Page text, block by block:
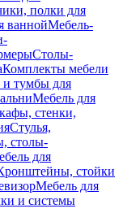
полки для
ваннойМебель-
Столы-
Комплекты мебели
тумбы для
Мебель для
стенки,
Стулья,
столы-
для
стойки
Мебель для
и системы